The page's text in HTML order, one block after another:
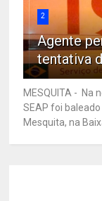
2
Agente
tentativa
MESQUITA - Na
SEAP foi
Mesquita, na